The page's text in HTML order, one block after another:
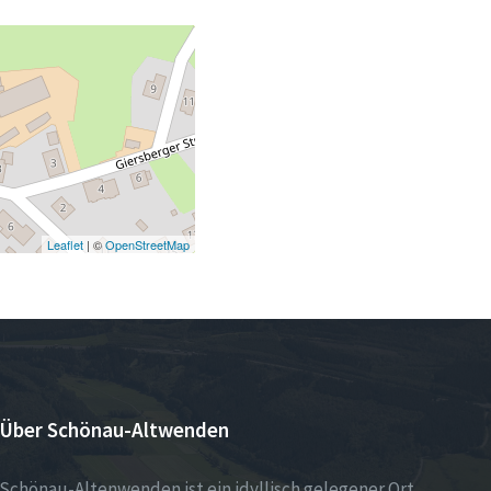
Leaflet| ©OpenStreetMap
Über Schönau-Altwenden